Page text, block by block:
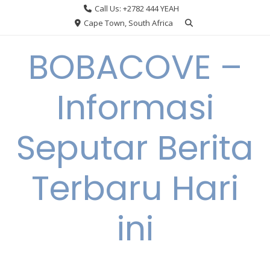
Call Us: +2782 444 YEAH
Cape Town, South Africa
BOBACOVE –
Informasi
Seputar Berita
Terbaru Hari
ini